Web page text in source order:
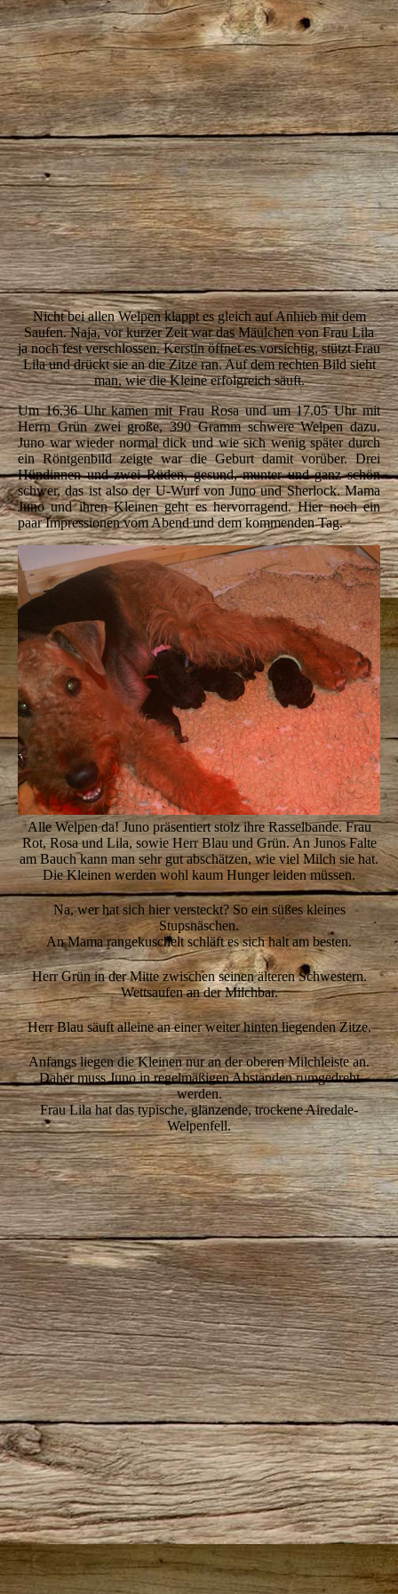
07
Nicht bei allen Welpen klappt es gleich auf Anhieb mit dem
Saufen. Naja, vor kurzer Zeit war das Mäulchen von Frau Lila
ja noch fest verschlossen. Kerstin öffnet es vorsichtig, stützt Frau
Lila und drückt sie an die Zitze ran. Auf dem rechten Bild sieht
man, wie die Kleine erfolgreich säuft.
Um 16.36 Uhr kamen mit Frau Rosa und um 17.05 Uhr mit
Herrn Grün zwei große, 390 Gramm schwere Welpen dazu.
Juno war wieder normal dick und wie sich wenig später durch
ein Röntgenbild zeigte war die Geburt damit vorüber. Drei
Hündinnen und zwei Rüden, gesund, munter und ganz schön
schwer, das ist also der U-Wurf von Juno und Sherlock. Mama
Juno und ihren Kleinen geht es hervorragend. Hier noch ein
paar Impressionen vom Abend und dem kommenden Tag.
Alle Welpen da! Juno präsentiert stolz ihre Rasselbande. Frau
Rot, Rosa und Lila, sowie Herr Blau und Grün. An Junos Falte
am Bauch kann man sehr gut abschätzen, wie viel Milch sie hat.
Die Kleinen werden wohl kaum Hunger leiden müssen.
Na, wer hat sich hier versteckt? So ein süßes kleines
Stupsnäschen.
An Mama rangekuschelt schläft es sich halt am besten.
Herr Grün in der Mitte zwischen seinen älteren Schwestern.
Wettsaufen an der Milchbar.
Herr Blau säuft alleine an einer weiter hinten liegenden Zitze.
Anfangs liegen die Kleinen nur an der oberen Milchleiste an.
Daher muss Juno in regelmäßigen Abständen rumgedreht
werden.
Frau Lila hat das typische, glänzende, trockene Airedale-
Welpenfell.